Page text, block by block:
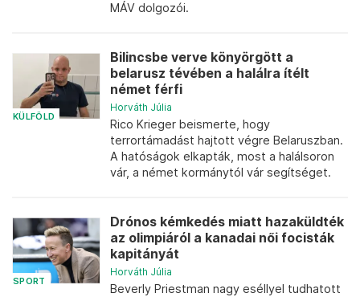
MÁV dolgozói.
KÜLFÖLD
Bilincsbe verve könyörgött a
belarusz tévében a halálra ítélt
német férfi
Horváth Júlia
Rico Krieger beismerte, hogy
terrortámadást hajtott végre Belaruszban.
A hatóságok elkapták, most a halálsoron
vár, a német kormánytól vár segítséget.
SPORT
Drónos kémkedés miatt hazaküldték
az olimpiáról a kanadai női focisták
kapitányát
Horváth Júlia
Beverly Priestman nagy eséllyel tudhatott